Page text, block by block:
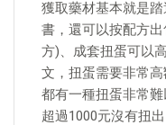
獲取藥材基本就是
書，還可以按配方
方)、成套扭蛋可以
文，扭蛋需要非常
都有一種扭蛋非常
超過1000元沒有扭